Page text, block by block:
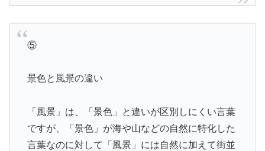
⑤
景色と風景の違い
「風景」は、「景色」と違いが区別しにくい言葉
ですが、「景色」が海や山などの自然に特化した
言葉なのに対して「風景」には自然に加えて街並